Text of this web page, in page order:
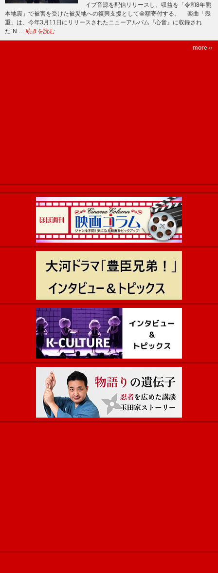
イブ音源を配信リリースし、収益を「令和8年熊
本地震」で被害を受けた被災地への復興支援として全額寄付する。 楽曲「幾
重」は、今年3月11日にリリースされたニューアルバム『心音』に収録され
た“N … 続きを読む
more »